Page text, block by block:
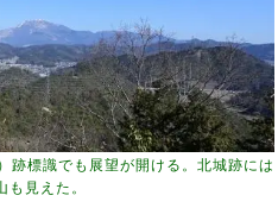
跡標識でも展望が開ける。北城跡には
見えた。